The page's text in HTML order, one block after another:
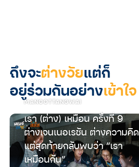
ถึงจะต่างวัยแต่ก็
อยู่ร่วมกันอย่างเข้าใจ
MANOOTTANGWAI
เรา (ต่าง) เหมือน ครั้งที่ 9
ต่างเจนเนอเรชัน ต่างความคิด
แต่สุดท้ายกลับพบว่า “เรา
เหมือนกัน”